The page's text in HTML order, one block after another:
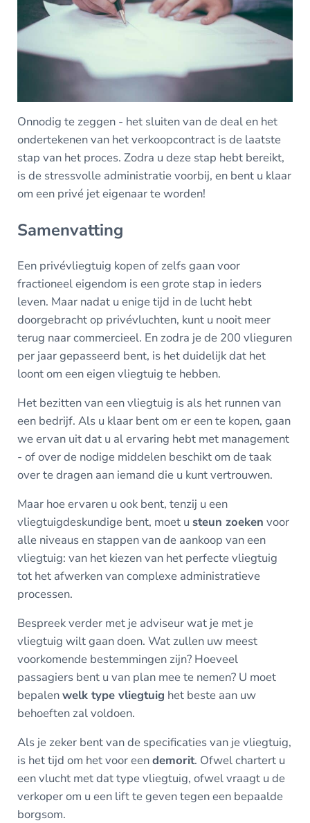
Onnodig te zeggen - het sluiten van de deal en het
ondertekenen van het verkoopcontract is de laatste
stap van het proces. Zodra u deze stap hebt bereikt,
is de stressvolle administratie voorbij, en bent u klaar
om een privé jet eigenaar te worden!
Samenvatting
Een privévliegtuig kopen of zelfs gaan voor
fractioneel eigendom is een grote stap in ieders
leven. Maar nadat u enige tijd in de lucht hebt
doorgebracht op privévluchten, kunt u nooit meer
terug naar commercieel. En zodra je de 200 vlieguren
per jaar gepasseerd bent, is het duidelijk dat het
loont om een eigen vliegtuig te hebben.
Het bezitten van een vliegtuig is als het runnen van
een bedrijf. Als u klaar bent om er een te kopen, gaan
we ervan uit dat u al ervaring hebt met management
- of over de nodige middelen beschikt om de taak
over te dragen aan iemand die u kunt vertrouwen.
Maar hoe ervaren u ook bent, tenzij u een
vliegtuigdeskundige bent, moet u steun zoeken voor
alle niveaus en stappen van de aankoop van een
vliegtuig: van het kiezen van het perfecte vliegtuig
tot het afwerken van complexe administratieve
processen.
Bespreek verder met je adviseur wat je met je
vliegtuig wilt gaan doen. Wat zullen uw meest
voorkomende bestemmingen zijn? Hoeveel
passagiers bent u van plan mee te nemen? U moet
bepalenwelk type vliegtuig het beste aan uw
behoeften zal voldoen.
Als je zeker bent van de specificaties van je vliegtuig,
is het tijd om het voor eendemorit. Ofwel chartert u
een vlucht met dat type vliegtuig, ofwel vraagt u de
verkoper om u een lift te geven tegen een bepaalde
borgsom.